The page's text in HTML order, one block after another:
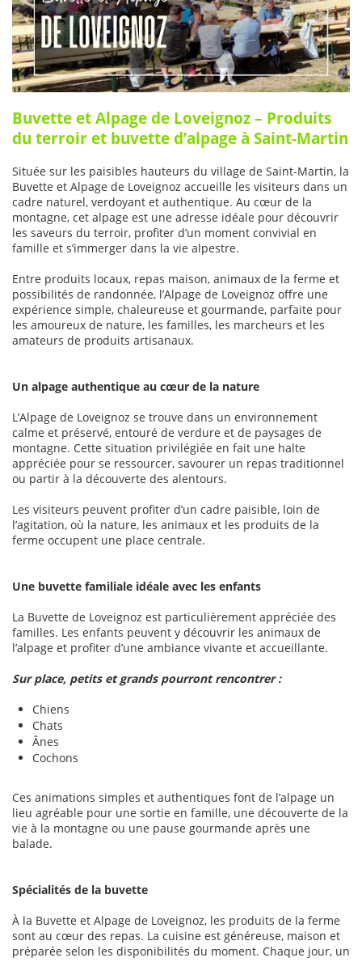
Buvette et Alpage de Loveignoz – Produits
du terroir et buvette d’alpage à Saint-Martin
Située sur les paisibles hauteurs du village de Saint-Martin, la
Buvette et Alpage de Loveignoz accueille les visiteurs dans un
cadre naturel, verdoyant et authentique. Au cœur de la
montagne, cet alpage est une adresse idéale pour découvrir
les saveurs du terroir, profiter d’un moment convivial en
famille et s’immerger dans la vie alpestre.
Entre produits locaux, repas maison, animaux de la ferme et
possibilités de randonnée, l’Alpage de Loveignoz offre une
expérience simple, chaleureuse et gourmande, parfaite pour
les amoureux de nature, les familles, les marcheurs et les
amateurs de produits artisanaux.
Un alpage authentique au cœur de la nature
L’Alpage de Loveignoz se trouve dans un environnement
calme et préservé, entouré de verdure et de paysages de
montagne. Cette situation privilégiée en fait une halte
appréciée pour se ressourcer, savourer un repas traditionnel
ou partir à la découverte des alentours.
Les visiteurs peuvent profiter d’un cadre paisible, loin de
l’agitation, où la nature, les animaux et les produits de la
ferme occupent une place centrale.
Une buvette familiale idéale avec les enfants
La Buvette de Loveignoz est particulièrement appréciée des
familles. Les enfants peuvent y découvrir les animaux de
l’alpage et profiter d’une ambiance vivante et accueillante.
Sur place, petits et grands pourront rencontrer :
Chiens
Chats
Ânes
Cochons
Ces animations simples et authentiques font de l’alpage un
lieu agréable pour une sortie en famille, une découverte de la
vie à la montagne ou une pause gourmande après une
balade.
Spécialités de la buvette
À la Buvette et Alpage de Loveignoz, les produits de la ferme
sont au cœur des repas. La cuisine est généreuse, maison et
préparée selon les disponibilités du moment. Chaque jour, un